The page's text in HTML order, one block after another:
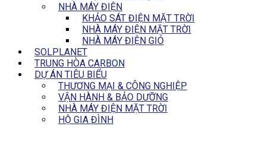
NHÀ MÁY ĐIỆN
KHẢO SÁT ĐIỆN MẶT TRỜI
NHÀ MÁY ĐIỆN MẶT TRỜI
NHÀ MÁY ĐIỆN GIÓ
SOLPLANET
TRUNG HÒA CARBON
DỰ ÁN TIÊU BIỂU
THƯƠNG MẠI & CÔNG NGHIỆP
VẬN HÀNH & BẢO DƯỠNG
NHÀ MÁY ĐIỆN MẶT TRỜI
HỘ GIA ĐÌNH